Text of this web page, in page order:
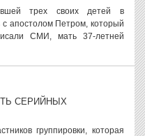
трех своих детей в
с апостолом Петром, который
СМИ, мать 37-летней
СЕРИЙНЫХ
группировки, которая